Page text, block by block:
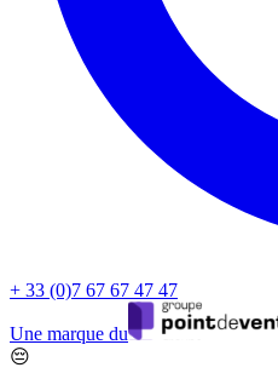
+ 33 (0)7 67 67 47 47
Une marque du
😔